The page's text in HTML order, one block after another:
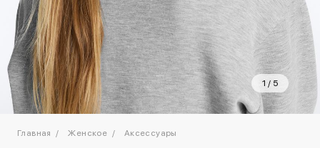
1 / 5
Главная Женское Аксессуары